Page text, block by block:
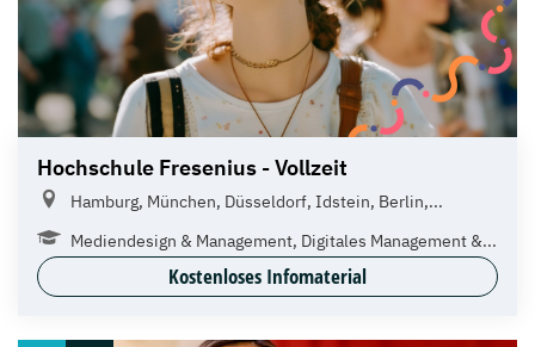
Hochschule Fresenius - Vollzeit
Hamburg, München, Düsseldorf, Idstein, Berlin,...
Mediendesign & Management, Digitales Management &...
Kostenloses Infomaterial